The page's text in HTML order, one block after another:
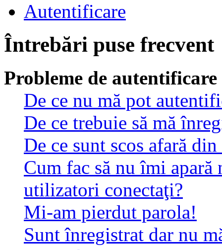
Autentificare
Întrebări puse frecvent
Probleme de
De ce nu mă pot
De ce trebuie să mă
De ce sunt scos afară
Cum fac să nu îmi
utilizatori conectaţi?
Mi-am pierdut parola!
Sunt înregistrat dar nu